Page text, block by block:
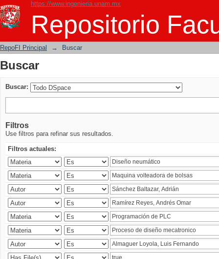
https://www.ingenieria.unam.mx
Repositorio
Buscar
RepoFI Principal → Buscar
Buscar
Buscar:
Filtros
Use filtros para refinar sus resultados.
Filtros actuales: